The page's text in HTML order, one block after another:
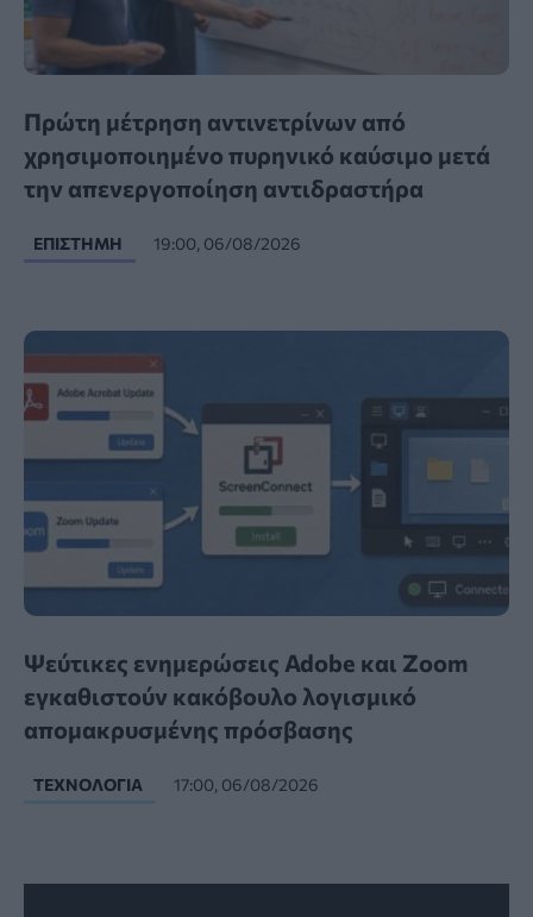
Πρώτη μέτρηση αντινετρίνων από
χρησιμοποιημένο πυρηνικό καύσιμο μετά
την απενεργοποίηση αντιδραστήρα
ΕΠΙΣΤΉΜΗ 19:00, 06/08/2026
Ψεύτικες ενημερώσεις Adobe και Zoom
εγκαθιστούν κακόβουλο λογισμικό
απομακρυσμένης πρόσβασης
ΤΕΧΝΟΛΟΓΊΑ 17:00, 06/08/2026